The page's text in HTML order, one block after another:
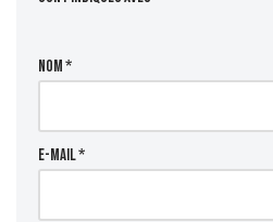
Nom*
E-mail*